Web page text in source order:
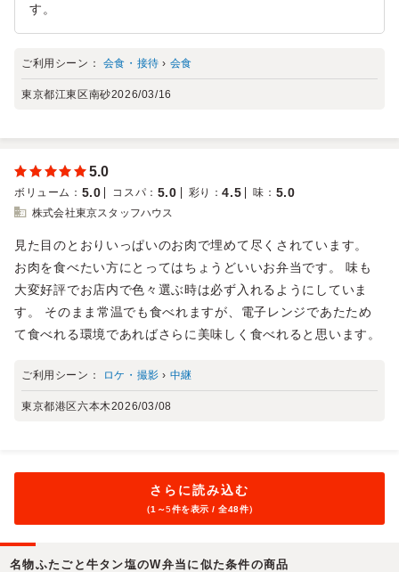
す。
ご利用シーン： 会食・接待 › 会食
東京都江東区南砂2026/03/16
5.0
ボリューム ： 5.0 コスパ ： 5.0 彩り ：4.5 味 ： 5.0
株式会社東京スタッフハウス
見た目のとおりいっぱいのお肉で埋めて尽くされています。
お肉を食べたい方にとってはちょうどいいお弁当です。 味も
大変好評でお店内で色々選ぶ時は必ず入れるようにしていま
す。 そのまま常温でも食べれますが、電子レンジであたため
て食べれる環境であればさらに美味しく食べれると思います。
ご利用シーン： ロケ・撮影 › 中継
東京都港区六本木2026/03/08
さらに読み込む
（1～5件を表示 / 全48件）
名物ふたごと牛タン塩のW弁当に似た条件の商品